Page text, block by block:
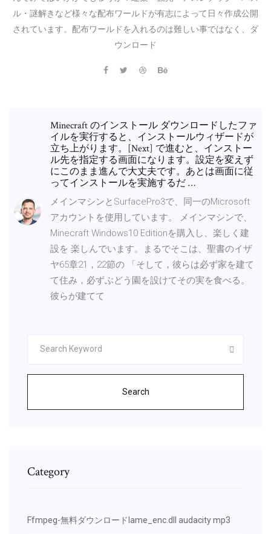
ル・謎解きなど様々な配布ワールドが有志によって日々作成公開
されています。配布ワールドを入れるのは難しい事ではなく、ダ
ウンロード
Minecraft のインストール ダウンロードしたファ
イルを実行すると、インストールウィザードが
立ち上がります。[Next] で進むと、インストー
ル先を指定する画面になります。設定を変えず
にこのまま進んで大丈夫です。あとは画面に従
ってインストールを実施するだ …
メインマシンとSurfacePro3で、同一のMicrosoft
アカウントを使用しています。 メインマシンで、
Minecraft Windows10 Editionを購入し、楽しく建
設を 楽しんでいます。まるでそこは、聖書のイザ
ヤ65章21，22節の 「そして，彼らは必ず家を建て
て住み，必ずぶどう園を設けてその実を食べる。
彼らが建てて
Search
Category
Ffmpeg-無料ダウンロードlame_enc.dll audacity mp3